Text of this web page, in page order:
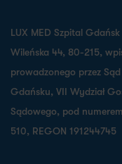
LUX MED Szpital
Wileńska 44, 80-215,
prowadzonego przez
Gdańsku, VII Wydział
Sądowego, pod
510, REGON 191244745